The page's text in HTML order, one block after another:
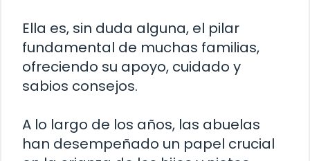
Ella es, sin duda alguna, el pilar
fundamental de muchas familias,
ofreciendo su apoyo, cuidado y
sabios consejos.
A lo largo de los años, las abuelas
han desempeñado un papel crucial